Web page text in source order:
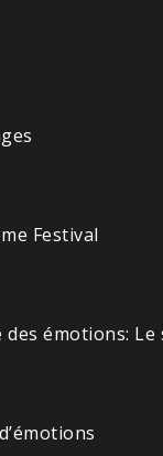
Festival
des émotions: